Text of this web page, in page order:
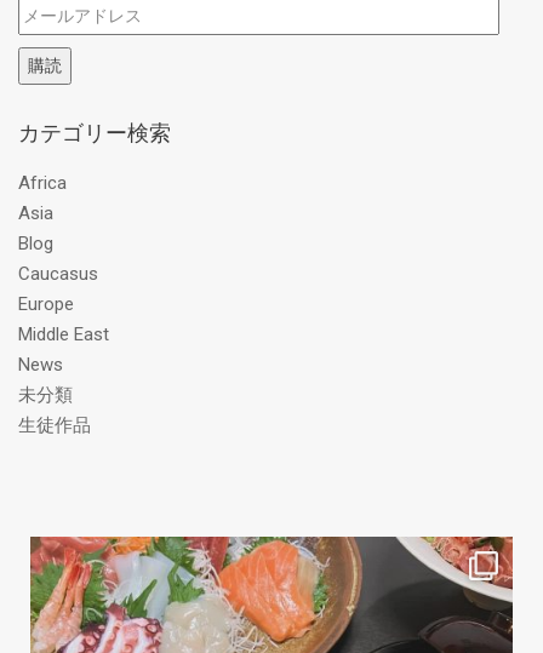
メ
ー
ル
ド
ス
購読
カテゴリー検索
Africa
Asia
Blog
Caucasus
Europe
Middle East
News
未分類
生徒作品